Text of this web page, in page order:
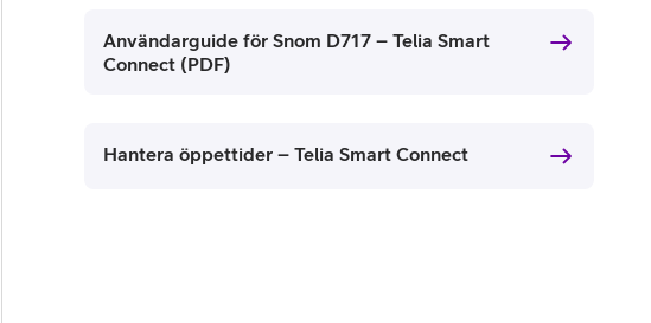
Användarguide för Snom D717 – Telia Smart
Connect (PDF)
Hantera öppettider – Telia Smart Connect